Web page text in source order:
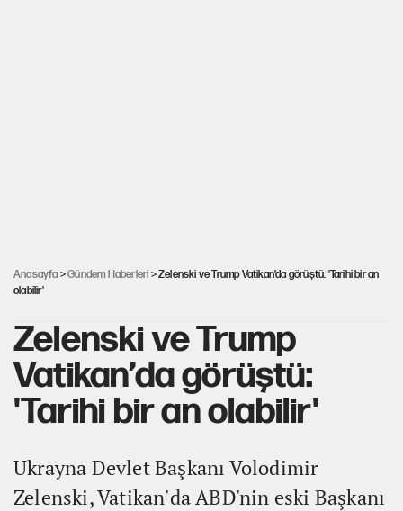
Anasayfa >Gündem Haberleri > Zelenski ve Trump Vatikan’da görüştü: 'Tarihi bir an
olabilir'
Zelenski ve Trump
Vatikan’da görüştü:
'Tarihi bir an olabilir'
Ukrayna Devlet Başkanı Volodimir
Zelenski, Vatikan'da ABD'nin eski Başkanı